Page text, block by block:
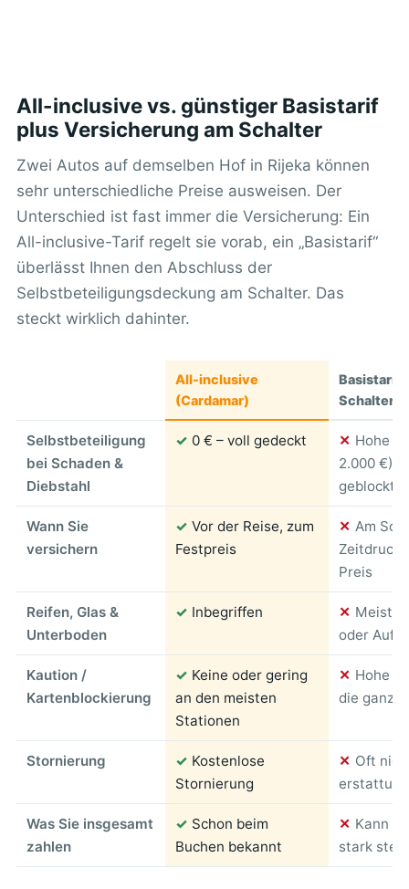
All-inclusive vs. günstiger Basistarif
plus Versicherung am Schalter
Zwei Autos auf demselben Hof in Rijeka können
sehr unterschiedliche Preise ausweisen. Der
Unterschied ist fast immer die Versicherung: Ein
All-inclusive-Tarif regelt sie vorab, ein „Basistarif“
überlässt Ihnen den Abschluss der
Selbstbeteiligungsdeckung am Schalter. Das
steckt wirklich dahinter.
All-inclusive
(Cardamar)
Basistarif
Selbstbeteiligung
bei Schaden &
Diebstahl
✓ 0 € – voll gedeckt ✕ Hohe
2.000 €),
geblockt
Wann Sie
versichern
✓ Vor der Reise, zum
Festpreis
✕ Am
Preis
Reifen, Glas &
Unterboden
✓ Inbegriffen ✕ Meist
oder
Kaution /
Kartenblockierung
✓ Keine oder gering
an den meisten
Stationen
✕ Hohe
die ganze
Stornierung ✓ Kostenlose
Stornierung
✕ Oft
Was Sie insgesamt
zahlen
✓ Schon beim
Buchen bekannt
✕ Kann
stark